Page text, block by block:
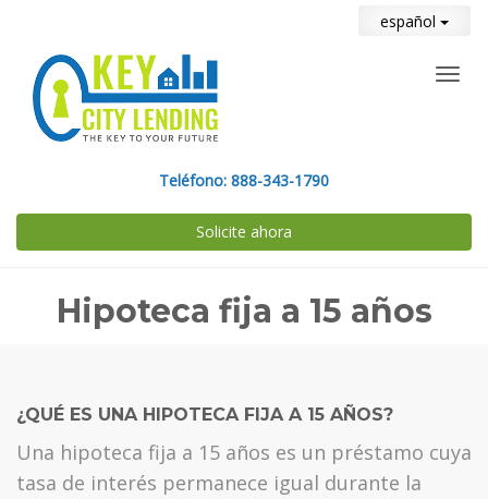
español
Teléfono: 888-343-1790
Solicite ahora
Hipoteca fija a 15 años
¿QUÉ ES UNA HIPOTECA FIJA A 15 AÑOS?
Una hipoteca fija a 15 años es un préstamo cuya
tasa de interés permanece igual durante la